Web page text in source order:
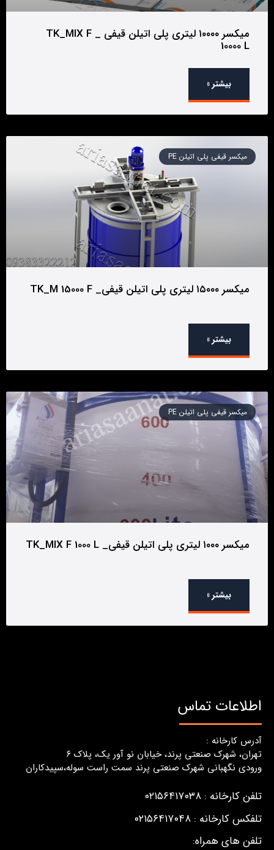
میکسر ۱۰۰۰۰ لیتری پلی اتیلن قیفی _ TK_MIX F
10000 L
بیشتر »
میکسر قیفی پلی اتیلن PE
میکسر ۱۵۰۰۰ لیتری پلی اتیلن قیفی_ TK_M 15000 F
بیشتر »
میکسر قیفی پلی اتیلن PE
میکسر ۱۰۰۰ لیتری پلی اتیلن قیفی_ TK_MIX F 1000 L
بیشتر »
اطلاعات تماس
آدرس کارخانه :
تهران، شهرک صنعتی پرند، خیابان نو آور یک، پلاک ٦
ورودی نگهبانی شهرک صنعتی پرند سمت راست سوله،سپیدکاران
تلفن کارخانه : ۰۲۱۵۶۴۱۷۰۳۸
تلفکس کارخانه : ۰۲۱۵۶۴۱۷۰۴۸
تلفن های همراه: